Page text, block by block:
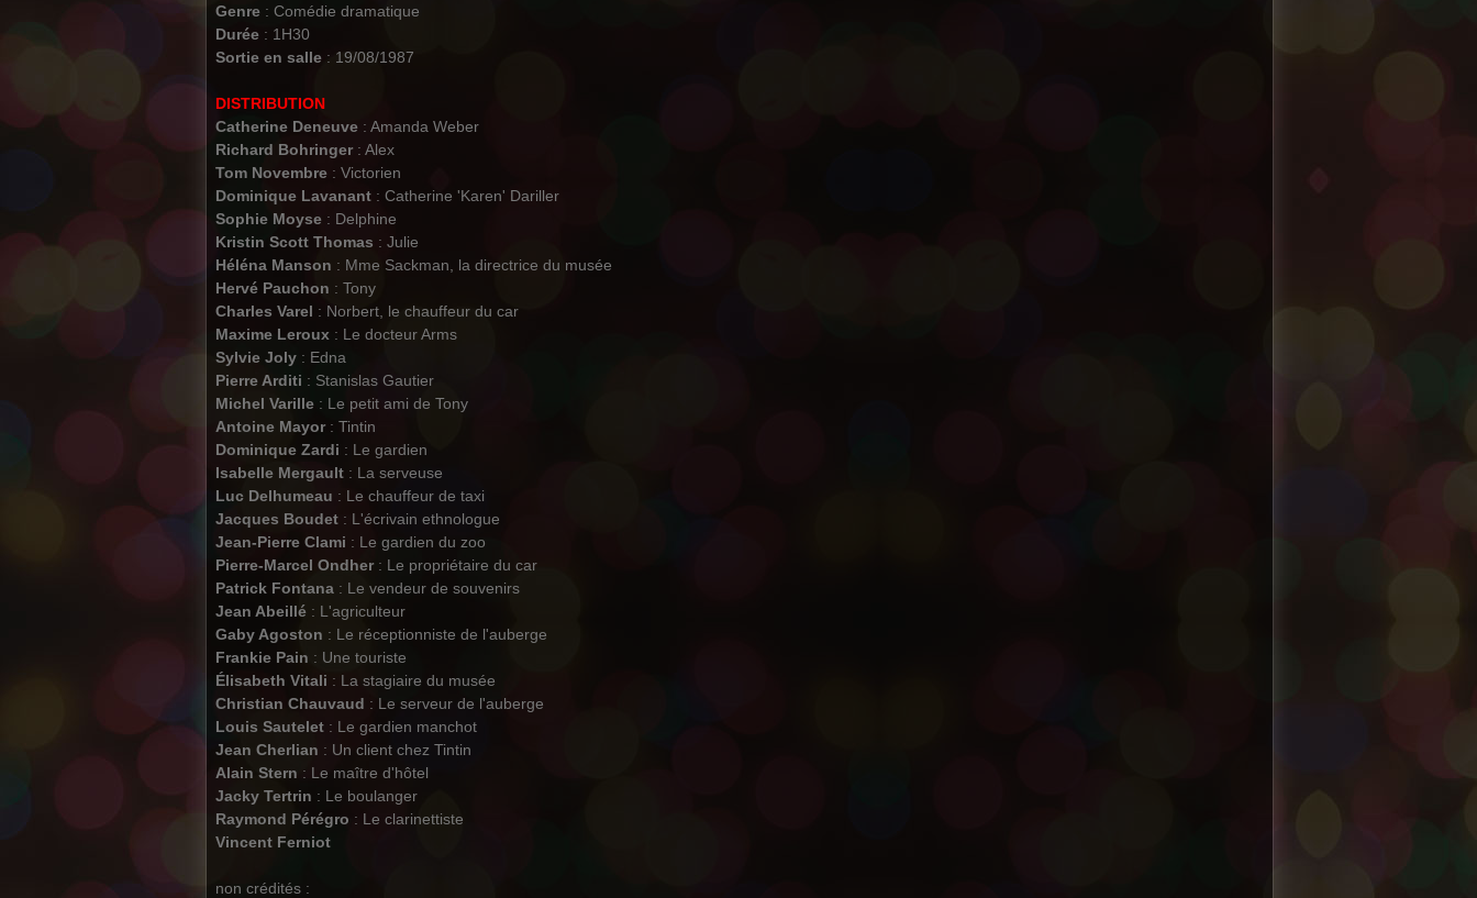
Genre : Comédie dramatique
Durée : 1H30
Sortie en salle : 19/08/1987
DISTRIBUTION
Catherine Deneuve : Amanda Weber
Richard Bohringer: Alex
Tom Novembre : Victorien
Dominique Lavanant : Catherine 'Karen' Dariller
Sophie Moyse : Delphine
Kristin Scott Thomas : Julie
Héléna Manson : Mme Sackman, la directrice du musée
Hervé Pauchon : Tony
Charles Varel : Norbert, le chauffeur du car
Maxime Leroux : Le docteur Arms
Sylvie Joly : Edna
Pierre Arditi : Stanislas Gautier
Michel Varille : Le petit ami de Tony
Antoine Mayor : Tintin
Dominique Zardi : Le gardien
Isabelle Mergault : La serveuse
Luc Delhumeau : Le chauffeur de taxi
Jacques Boudet : L'écrivain ethnologue
Jean-Pierre Clami : Le gardien du zoo
Pierre-Marcel Ondher : Le propriétaire du car
Patrick Fontana : Le vendeur de souvenirs
Jean Abeillé : L'agriculteur
Gaby Agoston : Le réceptionniste de l'auberge
Frankie Pain : Une touriste
Élisabeth Vitali : La stagiaire du musée
Christian Chauvaud : Le serveur de l'auberge
Louis Sautelet : Le gardien manchot
Jean Cherlian : Un client chez Tintin
Alain Stern : Le maître d'hôtel
Jacky Tertrin : Le boulanger
Raymond Pérégro : Le clarinettiste
Vincent Ferniot
non crédités :